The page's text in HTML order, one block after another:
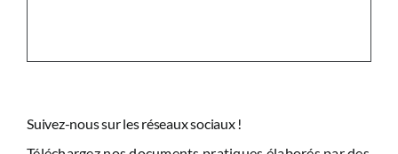
Suivez-nous sur les réseaux sociaux !